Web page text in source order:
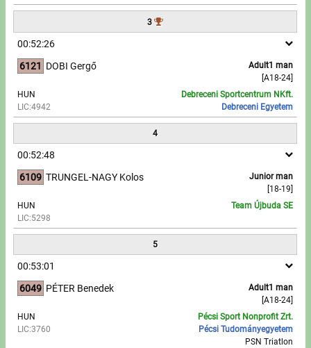
Write to Us!
Partners, sponsors
Accomodation offers
Impressum
3
00:52:26
6121
Adult1 man
[A18-24]
DOBI Gergő
HUN
LIC:4942
Debreceni Sportcentrum NKft.
Debreceni Egyetem
4
00:52:48
6109
Junior man
[18-19]
TRUNGEL-NAGY Kolos
HUN
LIC:5298
Team Újbuda SE
5
00:53:01
6049
Adult1 man
[A18-24]
PÉTER Benedek
HUN
LIC:3760
Pécsi Sport Nonprofit Zrt.
Pécsi Tudományegyetem
PSN Triatlon